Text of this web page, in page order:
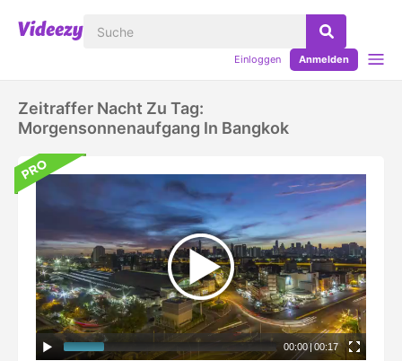
Einloggen Anmelden
Zeitraffer Nacht Zu Tag:
Morgensonnenaufgang In Bangkok
00:00|00:17